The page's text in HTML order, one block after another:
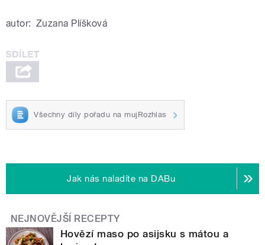
autor: Zuzana Plíšková
Všechny díly pořadu na mujRozhlas
Jak nás naladíte na DABu
NEJNOVĚJŠÍ RECEPTY
Hovězí maso po asijsku s mátou a